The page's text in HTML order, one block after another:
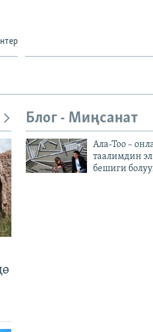
Блог - Миңсанат
Ала-Тоо –
таалимдин
бешиги